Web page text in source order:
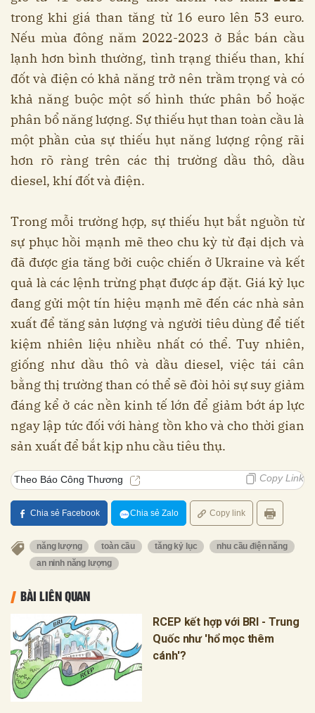
trong khi giá than tăng từ 16 euro lên 53 euro.
Nếu mùa đông năm 2022-2023 ở Bắc bán cầu
lạnh hơn bình thường, tình trạng thiếu than, khí
đốt và điện có khả năng trở nên trầm trọng và có
khả năng buộc một số hình thức phân bổ hoặc
phân bổ năng lượng. Sự thiếu hụt than toàn cầu là
một phần của sự thiếu hụt năng lượng rộng rãi
hơn rõ ràng trên các thị trường dầu thô, dầu
diesel, khí đốt và điện.
Trong mỗi trường hợp, sự thiếu hụt bắt nguồn từ
sự phục hồi mạnh mẽ theo chu kỳ từ đại dịch và
đã được gia tăng bởi cuộc chiến ở Ukraine và kết
quả là các lệnh trừng phạt được áp đặt. Giá kỷ lục
đang gửi một tín hiệu mạnh mẽ đến các nhà sản
xuất để tăng sản lượng và người tiêu dùng để tiết
kiệm nhiên liệu nhiều nhất có thể. Tuy nhiên,
giống như dầu thô và dầu diesel, việc tái cân
bằng thị trường than có thể sẽ đòi hỏi sự suy giảm
đáng kể ở các nền kinh tế lớn để giảm bớt áp lực
ngay lập tức đối với hàng tồn kho và cho thời gian
sản xuất để bắt kịp nhu cầu tiêu thụ.
Theo Báo Công Thương Copy Link
Chia sẻ Facebook Chia sẻ Zalo Copy link
năng lượng toàn cầu tăng kỷ lục
nhu cầu điện năng
an ninh năng lượng
BÀI LIÊN QUAN
RCEP kết hợp với BRI - Trung
Quốc như 'hổ mọc thêm
cánh'?